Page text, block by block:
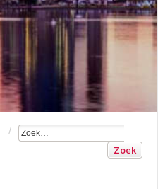
Zoek